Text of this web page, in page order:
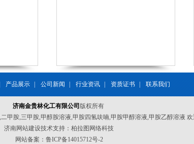
产品展示 | 公司新闻 | 行业资讯 | 资质证书 | 联系我们
济南金贵林化工有限公司 版权所有
甲胺,三甲胺,甲醇胺溶液,甲胺四氢呋喃,甲胺甲醇溶液,甲胺乙醇溶液
济南网站建设技术支持：柏拉图网络科技
网站备案： 鲁ICP备14015712号-2